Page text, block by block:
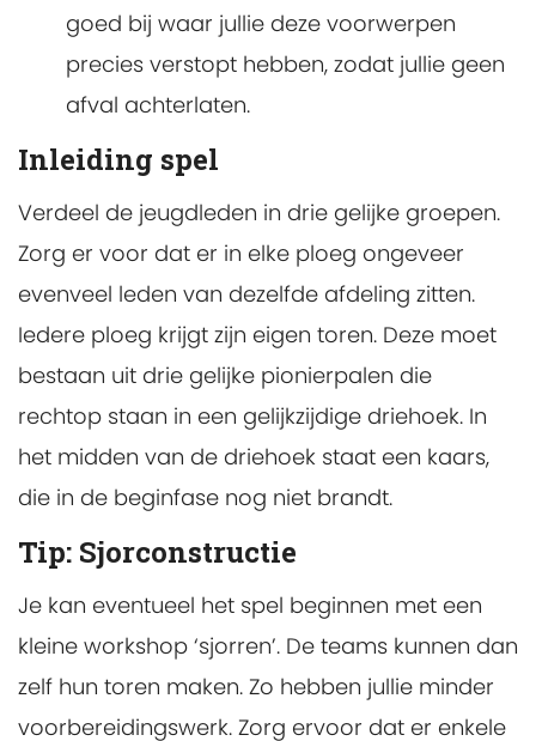
goed bij waar jullie deze voorwerpen
precies verstopt hebben, zodat jullie geen
afval achterlaten.
Inleiding spel
Verdeel de jeugdleden in drie gelijke groepen.
Zorg er voor dat er in elke ploeg ongeveer
evenveel leden van dezelfde afdeling zitten.
Iedere ploeg krijgt zijn eigen toren. Deze moet
bestaan uit drie gelijke pionierpalen die
rechtop staan in een gelijkzijdige driehoek. In
het midden van de driehoek staat een kaars,
die in de beginfase nog niet brandt.
Tip: Sjorconstructie
Je kan eventueel het spel beginnen met een
kleine workshop ‘sjorren’. De teams kunnen dan
zelf hun toren maken. Zo hebben jullie minder
voorbereidingswerk. Zorg ervoor dat er enkele